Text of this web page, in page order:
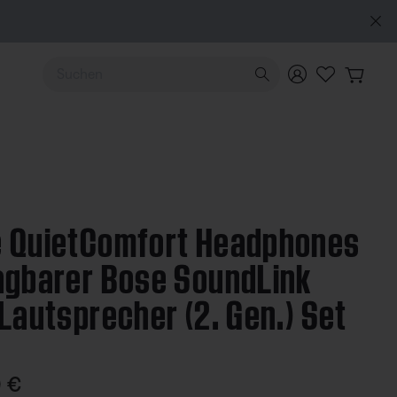
EXKLUSIV FÜR „MEIN BOSE“: Neu: QuietComfort
Verwende die Pfeiltasten nach oben und unten, um
QuietComfort Headphones
Bose SoundLink
(2. Gen.) Set
€